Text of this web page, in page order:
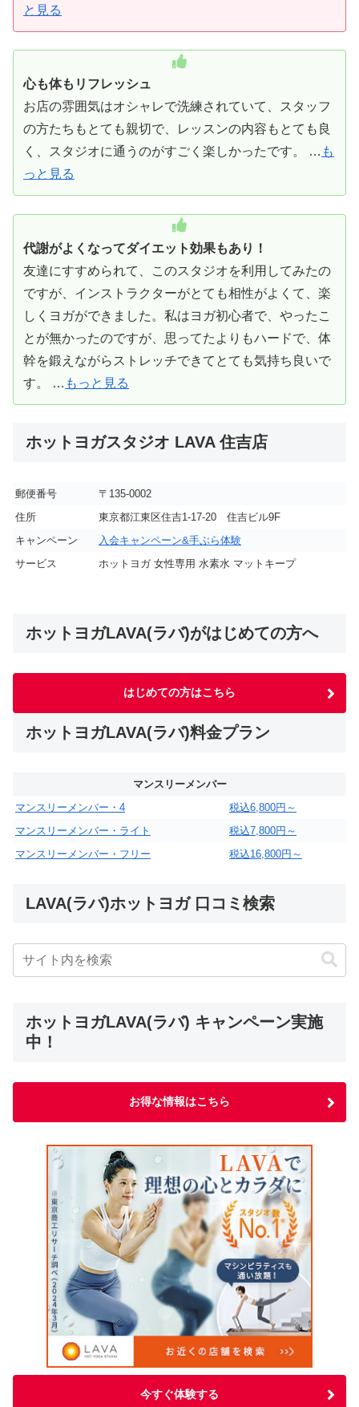
と見る
心も体もリフレッシュ
お店の雰囲気はオシャレで洗練されていて、スタッフ
の方たちもとても親切で、レッスンの内容もとても良
く、スタジオに通うのがすごく楽しかったです。 … も
っと見る
代謝がよくなってダイエット効果もあり！
友達にすすめられて、このスタジオを利用してみたの
ですが、インストラクターがとても相性がよくて、楽
しくヨガができました。私はヨガ初心者で、やったこ
とが無かったのですが、思ってたよりもハードで、体
幹を鍛えながらストレッチできてとても気持ち良いで
す。 … もっと見る
ホットヨガスタジオ LAVA 住吉店
郵便番号
〒135-0002
住所
東京都江東区住吉1-17-20 住吉ビル9F
キャンペーン
入会キャンペーン&手ぶら体験
サービス
ホットヨガ 女性専用 水素水 マットキープ
ホットヨガLAVA(ラバ)がはじめての方へ
はじめての方はこちら
ホットヨガLAVA(ラバ)料金プラン
マンスリーメンバー
マンスリーメンバー・4
税込6,800円～
マンスリーメンバー・ライト
税込7,800円～
マンスリーメンバー・フリー
税込16,800円～
LAVA(ラバ)ホットヨガ 口コミ検索
ホットヨガLAVA(ラバ) キャンペーン実施
中！
お得な情報はこちら
今すぐ体験する